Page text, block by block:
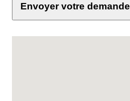
Envoyer votre demande